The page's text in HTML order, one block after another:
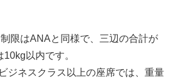
制限はANAと同様で、三辺の合計が
以内です。
ジネスクラス以上の座席では、重量